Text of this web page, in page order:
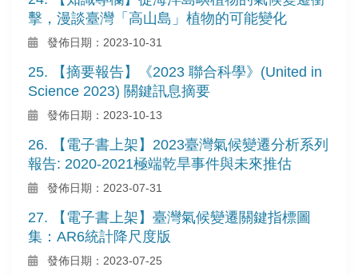
擊，漫談臺灣「高山島」植物的可能變化
發佈日期：2023-10-31
25. 【摘要報告】《2023 聯合科學》(United in
Science 2023) 關鍵訊息摘要
發佈日期：2023-10-13
26. 【電子書上架】2023臺灣氣候變遷分析系列
報告: 2020-2021極端乾旱事件與未來推估
發佈日期：2023-07-31
27. 【電子書上架】臺灣氣候變遷關鍵指標圖
集：AR6統計降尺度版
發佈日期：2023-07-25